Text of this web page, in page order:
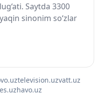
Saytda 3300
sinonim so‘zlar
television.uzvatt.uz
havo.uz